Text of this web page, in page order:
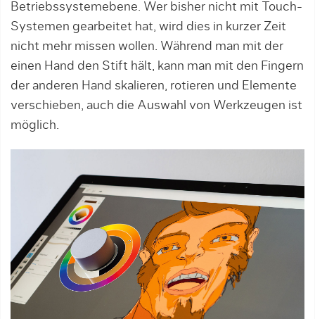
Betriebssystemebene. Wer bisher nicht mit Touch-
Systemen gearbeitet hat, wird dies in kurzer Zeit
nicht mehr missen wollen. Während man mit der
einen Hand den Stift hält, kann man mit den Fingern
der anderen Hand skalieren, rotieren und Elemente
verschieben, auch die Auswahl von Werkzeugen ist
möglich.